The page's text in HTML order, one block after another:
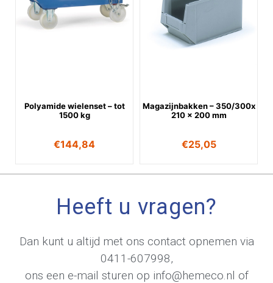
Polyamide wielenset – tot
1500 kg
€144,84
Magazijnbakken – 350/300x
210 x 200 mm
€25,05
Heeft u vragen?
Dan kunt u altijd met ons contact opnemen via
0411-607998,
ons een e-mail sturen op info@hemeco.nl of